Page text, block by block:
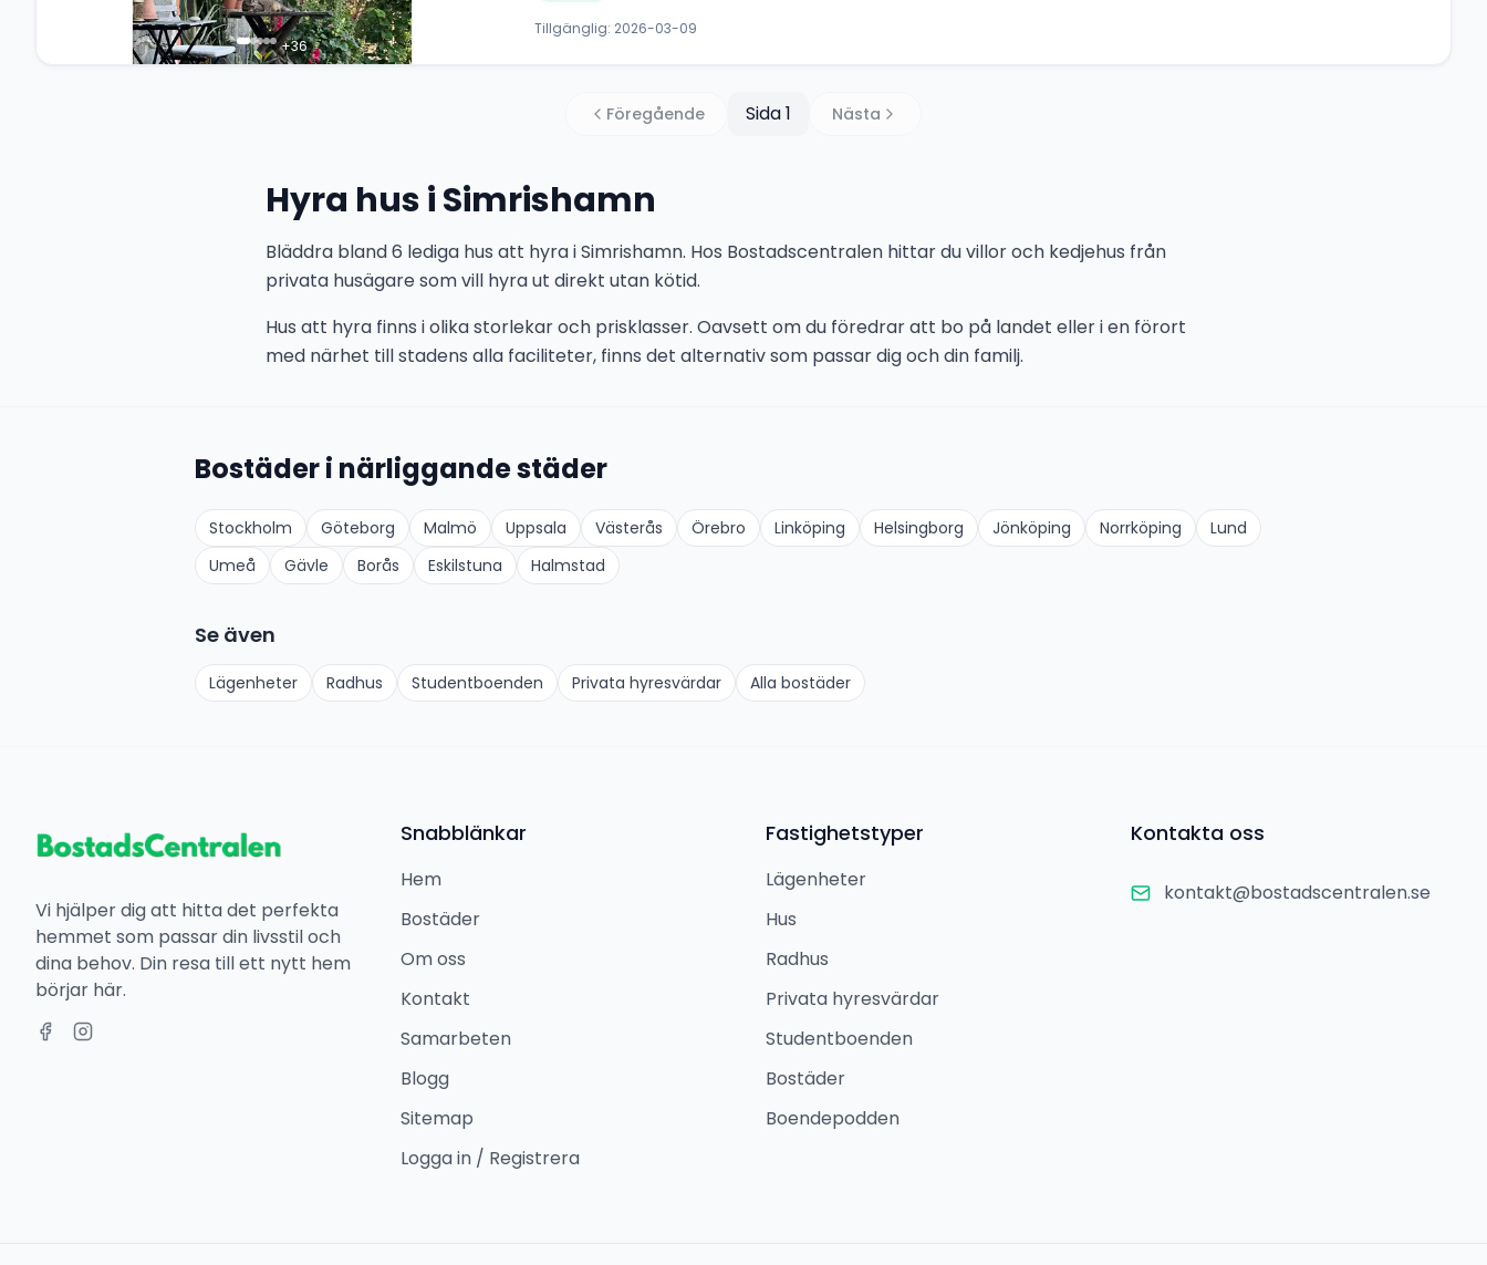
+36
Tillgänglig: 2026-03-09
Föregående Sida1 Nästa
Hyra hus i Simrishamn
Bläddra bland 6 lediga hus att hyra i Simrishamn. Hos Bostadscentralen hittar du villor och kedjehus från
privata husägare som vill hyra ut direkt utan kötid.
Hus att hyra finns i olika storlekar och prisklasser. Oavsett om du föredrar att bo på landet eller i en förort
med närhet till stadens alla faciliteter, finns det alternativ som passar dig och din familj.
Bostäder i närliggande städer
Stockholm Göteborg Malmö Uppsala Västerås Örebro Linköping Helsingborg Jönköping Norrköping
Lund
Umeå
Gävle Borås Eskilstuna Halmstad
Se även
Lägenheter Radhus Studentboenden Privata hyresvärdar Alla bostäder
Vi hjälper dig att hitta det perfekta
hemmet som passar din livsstil och
dina behov. Din resa till ett nytt hem
börjar här.
Snabblänkar
Hem
Bostäder
Om oss
Kontakt
Samarbeten
Blogg
Sitemap
Logga in / Registrera
Fastighetstyper
Lägenheter
Hus
Radhus
Privata hyresvärdar
Studentboenden
Bostäder
Boendepodden
Kontakta oss
kontakt@bostadscentralen.se